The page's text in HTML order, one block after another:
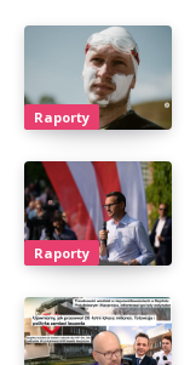
Raporty
Raporty